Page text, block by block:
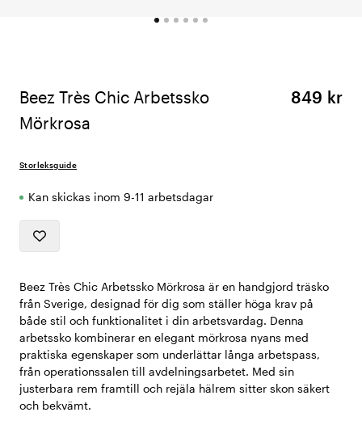
Beez Très Chic Arbetssko
Mörkrosa
849 kr
Storleksguide
Kan skickas inom 9-11 arbetsdagar
Beez Très Chic Arbetssko Mörkrosa är en handgjord träsko
från Sverige, designad för dig som ställer höga krav på
både stil och funktionalitet i din arbetsvardag. Denna
arbetssko kombinerar en elegant mörkrosa nyans med
praktiska egenskaper som underlättar långa arbetspass,
från operationssalen till avdelningsarbetet. Med sin
justerbara rem framtill och rejäla hälrem sitter skon säkert
och bekvämt.